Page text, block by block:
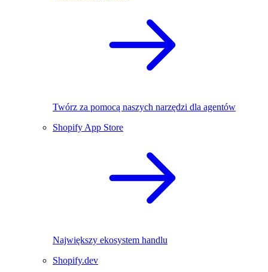
Twórz za pomocą naszych narzędzi dla agentów
Shopify App Store
Największy ekosystem handlu
Shopify.dev